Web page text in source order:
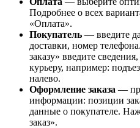
Подробнее о всех
«Оплата».
Покупатель — введите
доставки, номер
заказу» введите
курьеру, например:
налево.
Оформление заказа —
информации: позиции
данные о покупателе.
заказ».